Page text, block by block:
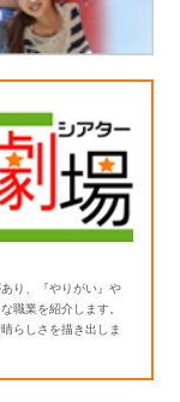
り、『やりがい』や
職業を紹介します。
らしさを描き出しま